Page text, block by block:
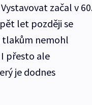
začal v
let později se
tlakům nemohl
přesto ale
je dodnes